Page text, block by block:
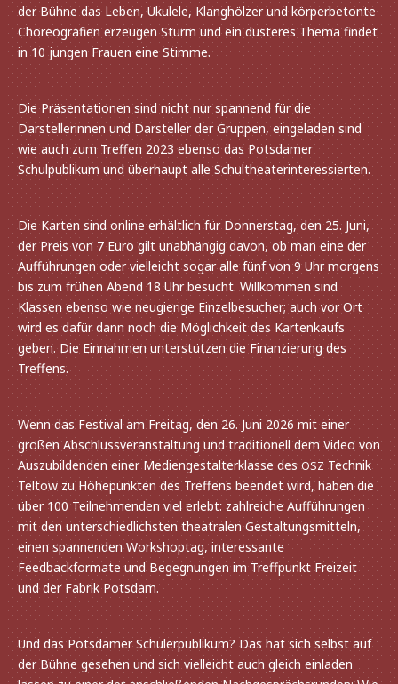
der Bühne das Leben, Ukulele, Klanghölzer und körper­be­tonte
Choreografien erzeu­gen Sturm und ein düste­res Thema findet
in 10 jungen Frauen eine Stimme.
Die Präsentationen sind nicht nur span­nend für die
Darstellerinnen und Darsteller der Gruppen, einge­la­den sind
wie auch zum Treffen 2023 ebenso das Potsdamer
Schulpublikum und über­haupt alle Schultheaterinteressierten.
Die Karten sind online erhält­lich für Donnerstag, den 25. Juni,
der Preis von 7 Euro gilt unab­hän­gig davon, ob man eine der
Aufführungen oder viel­leicht sogar alle fünf von 9 Uhr morgens
bis zum frühen Abend 18 Uhr besucht. Willkommen sind
Klassen ebenso wie neugie­rige Einzelbesucher; auch vor Ort
wird es dafür dann noch die Möglichkeit des Kartenkaufs
geben. Die Einnahmen unter­stüt­zen die Finanzierung des
Treffens.
Wenn das Festival am Freitag, den 26. Juni 2026 mit einer
großen Abschlussveranstaltung und tradi­tio­nell dem Video von
Auszubildenden einer Mediengestalterklasse des OSZ Technik
Teltow zu Höhepunkten des Treffens been­det wird, haben die
über 100 Teilnehmenden viel erlebt: zahl­rei­che Aufführungen
mit den unter­schied­lichs­ten thea­tra­len Gestaltungsmitteln,
einen span­nen­den Workshoptag, inter­es­sante
Feedbackformate und Begegnungen im Treffpunkt Freizeit
und der Fabrik Potsdam.
Und das Potsdamer Schülerpublikum? Das hat sich selbst auf
der Bühne gese­hen und sich viel­leicht auch gleich einla­den